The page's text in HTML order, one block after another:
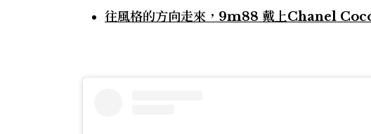
往風格的方向走來，9m88 戴上Chanel